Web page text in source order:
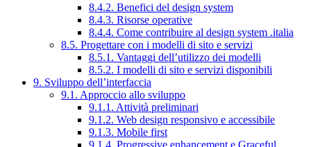
8.4.2. Benefici del design system
8.4.3. Risorse operative
8.4.4. Come contribuire al design system .italia
8.5. Progettare con i modelli di sito e servizi
8.5.1. Vantaggi dell’utilizzo dei modelli
8.5.2. I modelli di sito e servizi disponibili
9. Sviluppo dell’interfaccia
9.1. Approccio allo sviluppo
9.1.1. Attività preliminari
9.1.2. Web design responsivo e accessibile
9.1.3. Mobile first
9.1.4. Progressive enhancement e Graceful